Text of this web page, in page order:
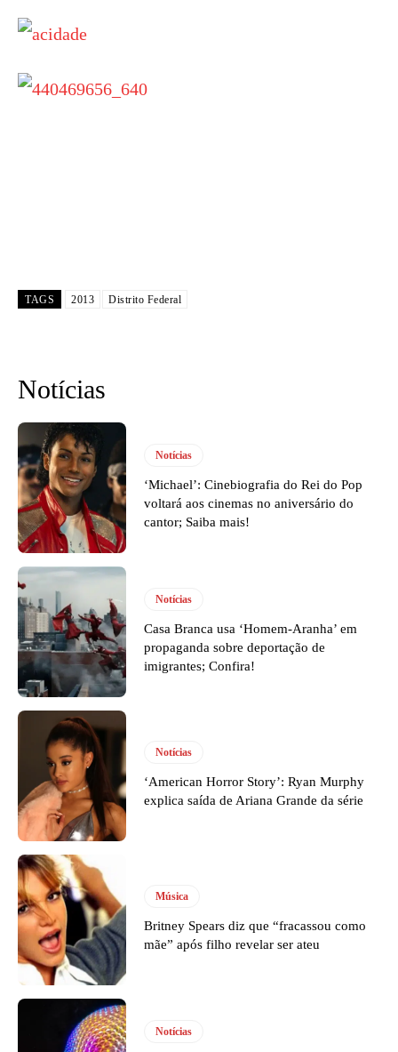
TAGS 2013 Distrito Federal
Notícias
Notícias
‘Michael’: Cinebiografia do Rei do Pop
voltará aos cinemas no aniversário do
cantor; Saiba mais!
Notícias
Casa Branca usa ‘Homem-Aranha’ em
propaganda sobre deportação de
imigrantes; Confira!
Notícias
‘American Horror Story’: Ryan Murphy
explica saída de Ariana Grande da série
Música
Britney Spears diz que “fracassou como
mãe” após filho revelar ser ateu
Notícias